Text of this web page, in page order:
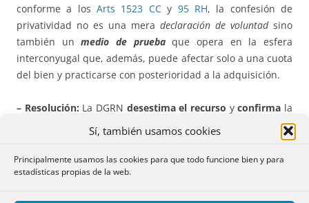
Sí, también usamos cookies
Principalmente usamos las cookies para que todo funcione bien y para
estadísticas propias de la web.
conforme a losArts 1523 CCy 95 RH, la confesión de
privatividad no es una mera declaración de voluntadsino
también unmedio de pruebaque opera en la esfera
interconyugal que, además, puede afectar solo a una cuota
del bien y practicarse con posterioridad a la adquisición.
– Resolución: La DGRN desestima el recurso yconfirma la
– Doctrina:
a)Distingue, siguiendo la